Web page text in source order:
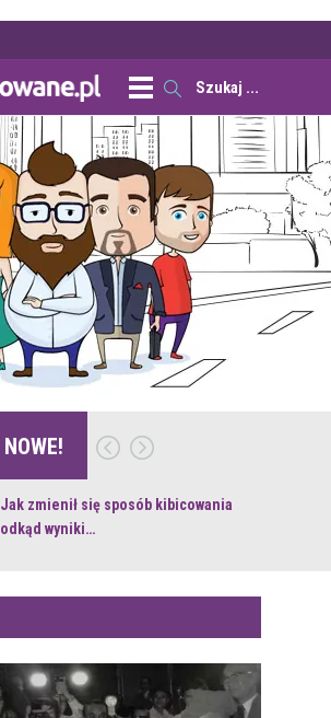
NOWE!
Jak zmienił się sposób kibicowania
odkąd wyniki…